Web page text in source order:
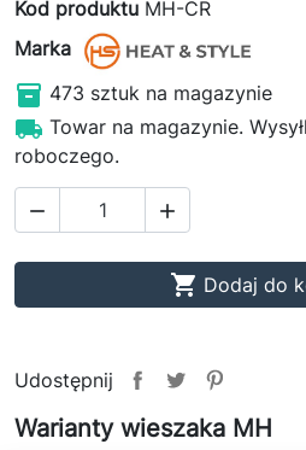
Kod produktu MH-CR
Marka
 473 sztuk na magazynie
 Towar na magazynie.
roboczego.
 
 Dodaj do
Udostępnij
Warianty wieszaka MH